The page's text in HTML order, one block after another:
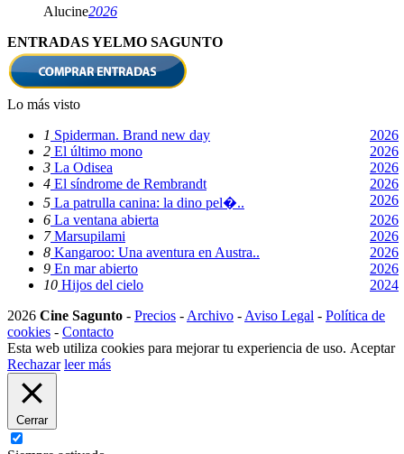
Alucine2026
ENTRADAS YELMO SAGUNTO
Lo más visto
1 Spiderman. Brand new day
2026
2 El último mono
2026
3 La Odisea
2026
4 El síndrome de Rembrandt
2026
5 La patrulla canina: la dino pel�..
2026
6 La ventana abierta
2026
7Marsupilami
2026
8 Kangaroo: Una aventura en Austra..
2026
9 En mar abierto
2026
10 Hijos del cielo
2024
2026 Cine Sagunto - Precios - Archivo - Aviso Legal - Política de
cookies - Contacto
Esta web utiliza cookies para mejorar tu experiencia de uso. Aceptar
Rechazar leer más
Cerrar